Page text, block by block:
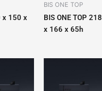
x 150 x
BIS ONE TOP
BIS ONE TOP 218
x 166 x 65h